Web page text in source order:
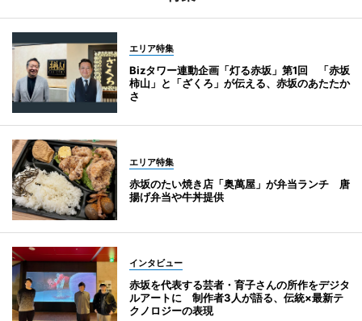
エリア特集
Bizタワー連動企画「灯る赤坂」第1回 「赤坂
柿山」と「ざくろ」が伝える、赤坂のあたたか
さ
エリア特集
赤坂のたい焼き店「奥萬屋」が弁当ランチ 唐
揚げ弁当や牛丼提供
インタビュー
赤坂を代表する芸者・育子さんの所作をデジタ
ルアートに 制作者3人が語る、伝統×最新テ
クノロジーの表現